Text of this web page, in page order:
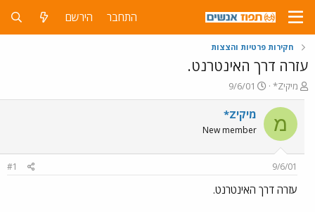
התחבר הירשם
חקירות פרטיות והצצות
עזרה דרך האינטרנט.
פ
ו
ת
ח
ה
ש
א
מיקיZ*
פ
ו
ר
ם
ר
9/6/01
מ מיקיZ*
New member
9/6/01
#1
עזרה דרך האינטרנט.